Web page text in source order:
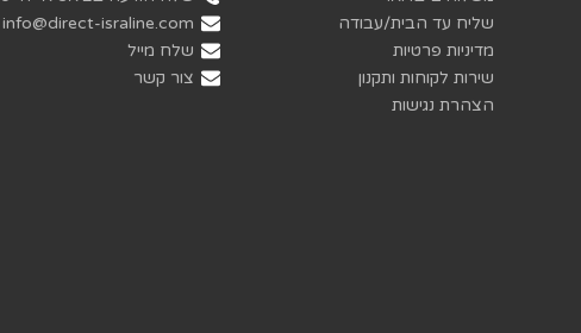
שליח עד הבית/עבודה
מדיניות פרטיות
שירות לקוחות ותקנון
הצהרת נגישות
info@direct-israline.com
שלח מייל
צור קשר